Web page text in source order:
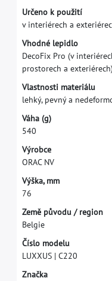
Určeno k použití
v interiérech a exteriérec
Vhodné lepidlo
DecoFix Pro (v interiérec
prostorech a exteriérech
Vlastnosti materiálu
lehký, pevný a nedeform
Váha (g)
540
Výrobce
ORAC NV
Výška, mm
76
Země původu / region
Belgie
Číslo modelu
LUXXUS | C220
Značka